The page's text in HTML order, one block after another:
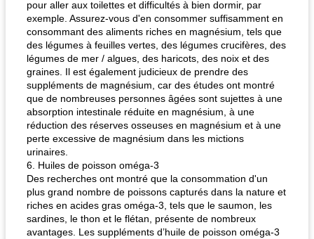
pour aller aux toilettes et difficultés à bien dormir, par
exemple. Assurez-vous d'en consommer suffisamment en
consommant des aliments riches en magnésium, tels que
des légumes à feuilles vertes, des légumes crucifères, des
légumes de mer / algues, des haricots, des noix et des
graines. Il est également judicieux de prendre des
suppléments de magnésium, car des études ont montré
que de nombreuses personnes âgées sont sujettes à une
absorption intestinale réduite en magnésium, à une
réduction des réserves osseuses en magnésium et à une
perte excessive de magnésium dans les mictions
urinaires.
6. Huiles de poisson oméga-3
Des recherches ont montré que la consommation d'un
plus grand nombre de poissons capturés dans la nature et
riches en acides gras oméga-3, tels que le saumon, les
sardines, le thon et le flétan, présente de nombreux
avantages. Les suppléments d’huile de poisson oméga-3